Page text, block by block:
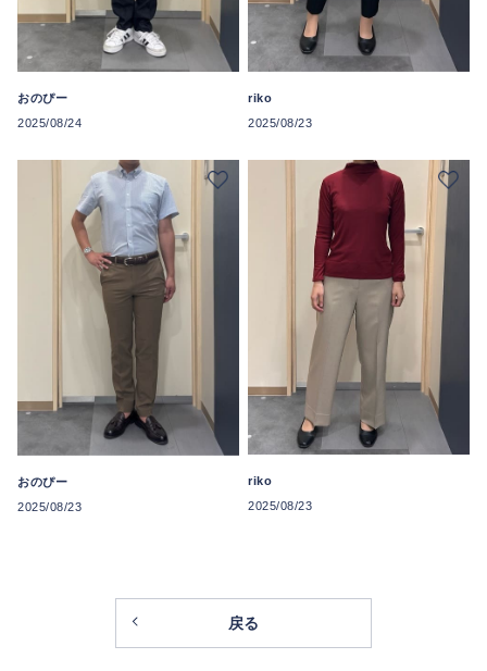
おのぴー
2025/08/24
riko
2025/08/23
おのぴー
2025/08/23
riko
2025/08/23
戻る